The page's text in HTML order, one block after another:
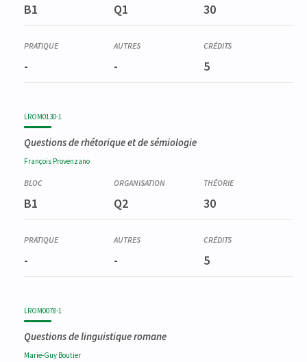
B1 Q1 30
- - 5
LROM0130-1
Questions de rhétorique et de sémiologie
François Provenzano
B1 Q2 30
- - 5
LROM0078-1
Questions de linguistique romane
Marie-Guy Boutier